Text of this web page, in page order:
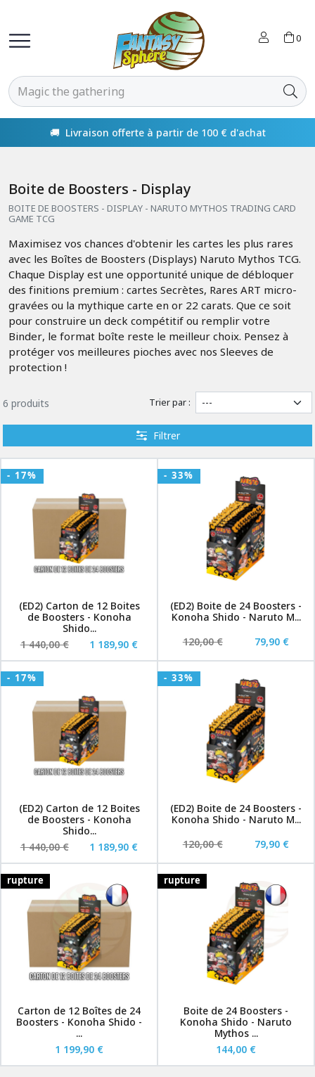
0
🚚 Livraison offerte à partir de 100 € d'achat
Boite de Boosters - Display
BOITE DE BOOSTERS - DISPLAY - NARUTO MYTHOS TRADING CARD
GAME TCG
Maximisez vos chances d'obtenir les cartes les plus rares
avec les Boîtes de Boosters (Displays) Naruto Mythos TCG.
Chaque Display est une opportunité unique de débloquer
des finitions premium : cartes Secrètes, Rares ART micro-
gravées ou la mythique carte en or 22 carats. Que ce soit
pour construire un deck compétitif ou remplir votre
Binder, le format boîte reste le meilleur choix. Pensez à
protéger vos meilleures pioches avec nos Sleeves de
protection !
6 produits Trier par :
Filtrer
- 17%
(ED2) Carton de 12 Boites
de Boosters - Konoha
Shido...
1 440,00 €
1 189,90 €
- 33%
(ED2) Boite de 24 Boosters -
Konoha Shido - Naruto M...
120,00 €
79,90 €
- 17%
(ED2) Carton de 12 Boites
de Boosters - Konoha
Shido...
1 440,00 €
1 189,90 €
- 33%
(ED2) Boite de 24 Boosters -
Konoha Shido - Naruto M...
120,00 €
79,90 €
rupture
Carton de 12 Boîtes de 24
Boosters - Konoha Shido -
...
1 199,90 €
rupture
Boite de 24 Boosters -
Konoha Shido - Naruto
Mythos ...
144,00 €